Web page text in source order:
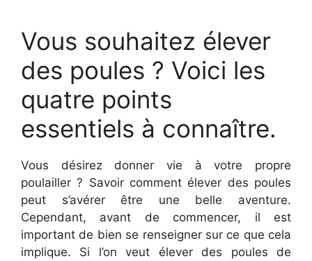
Vous souhaitez élever
des poules ? Voici les
quatre points
essentiels à connaître.
Vous désirez donner vie à votre propre
poulailler ? Savoir comment élever des poules
peut s’avérer être une belle aventure.
Cependant, avant de commencer, il est
important de bien se renseigner sur ce que cela
implique. Si l’on veut élever des poules de